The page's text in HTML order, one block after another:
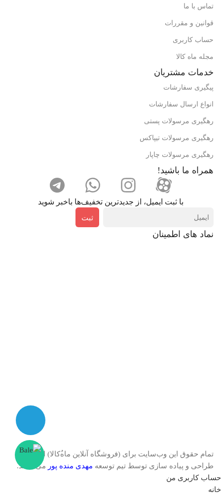
تماس با ما
قوانین و مقررات
حساب کاربری
مجله ماه کالا
خدمات مشتریان
پیگیری سفارشات
انواع ارسال سفارشات
رهگیری مرسولات پستی
رهگیری مرسولات تیپاکس
رهگیری مرسولات چاپار
همراه ما باشید!
با ثبت ایمیل، از جدید‌ترین تخفیف‌ها با‌خبر شوید
ثبت
نماد های اطمینان
تمام حقوق اين وب‌سايت برای (فروشگاه آنلاین ماه‌‌‌‌‌‌ُکالا) است -
طراحی و پیاده سازی توسط تیم توسعه مهدی منده پور می باشد.
حساب کاربری من
خانه